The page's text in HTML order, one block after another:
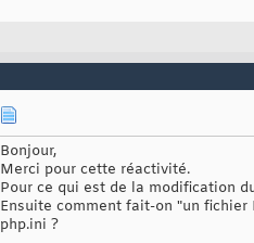
Bonjour,
Merci pour cette réactivité.
Pour ce qui est de la modification
Ensuite comment fait-on "un fichier
php.ini ?